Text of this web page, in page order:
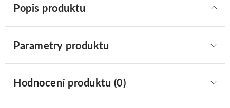
Popis produktu
Parametry produktu
Hodnocení produktu (0)